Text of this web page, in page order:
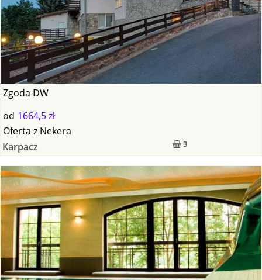
Zgoda DW
od 1664,5 zł
3
Oferta z Nekera
Karpacz